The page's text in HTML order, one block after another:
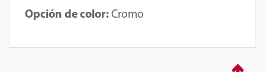
Opción de color:Cromo